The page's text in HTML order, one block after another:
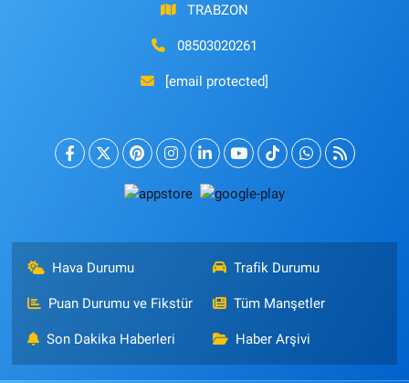
TRABZON
08503020261
[email protected]
Hava Durumu Trafik Durumu
Puan Durumu ve Fikstür Tüm Manşetler
Son Dakika Haberleri Haber Arşivi